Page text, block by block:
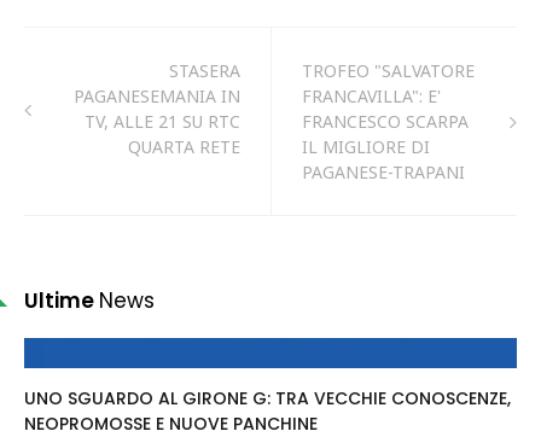
STASERA
PAGANESEMANIA IN
TV, ALLE 21 SU RTC
QUARTA RETE
TROFEO "SALVATORE
FRANCAVILLA": E'
FRANCESCO SCARPA
IL MIGLIORE DI
PAGANESE-TRAPANI
Ultime News
UNO SGUARDO AL GIRONE G: TRA VECCHIE CONOSCENZE,
NEOPROMOSSE E NUOVE PANCHINE